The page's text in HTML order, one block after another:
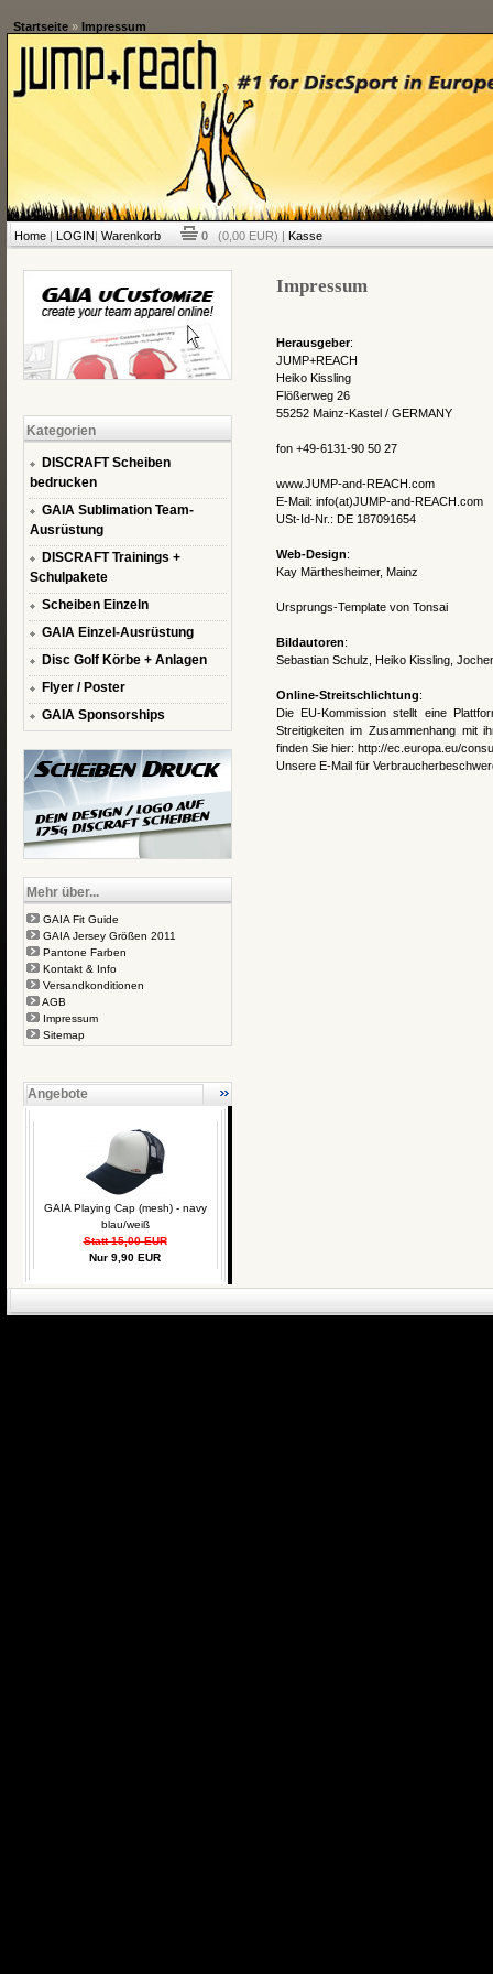
Startseite» Impressum
Home| LOGIN| Warenkorb 0 (0,00 EUR) | Kasse
Kategorien
DISCRAFT Scheiben
bedrucken
GAIA Sublimation Team-
Ausrüstung
DISCRAFT Trainings +
Schulpakete
Scheiben Einzeln
GAIA Einzel-Ausrüstung
Disc Golf Körbe + Anlagen
Flyer / Poster
GAIA Sponsorships
Mehr über...
GAIA Fit Guide
GAIA Jersey Größen 2011
Pantone Farben
Kontakt & Info
Versandkonditionen
AGB
Impressum
Sitemap
Angebote
GAIA Playing Cap (mesh) - navy
blau/weiß
Statt 15,00 EUR
Nur 9,90 EUR
Impressum
Herausgeber:
JUMP+REACH
Heiko Kissling
Flößerweg 26
55252 Mainz-Kastel / GERMANY
fon +49-6131-90 50 27
www.JUMP-and-REACH.com
E-Mail: info(at)JUMP-and-REACH.com
USt-Id-Nr.: DE 187091654
Web-Design:
Kay Märthesheimer, Mainz
Ursprungs-Template von Tonsai
Bildautoren:
Sebastian Schulz, Heiko Kissling,
Online-Streitschlichtung:
Die EU-Kommission stellt eine
Streitigkeiten im Zusammenhang mit
finden Sie hier: http://ec.europa.eu/
Unsere E-Mail für